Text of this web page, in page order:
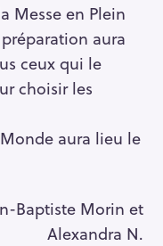
Messe en Plein
aura
ceux qui le
choisir les
aura lieu le
Baptiste Morin et
Alexandra N.